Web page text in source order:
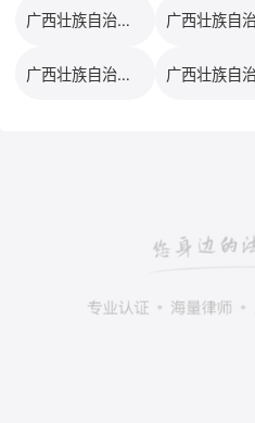
广西壮族自治区建筑工程律师口碑排行榜
广西壮族自治区房产纠纷律师口碑排行榜